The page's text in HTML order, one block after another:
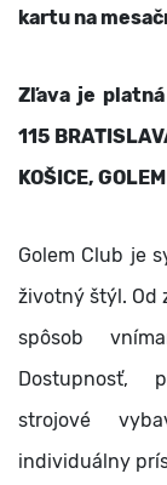
kartu na
Zľava je platná
115
KOŠICE,
Golem Club je
životný štýl. Od
spôsob
Dostupnosť,
strojové
individuálny